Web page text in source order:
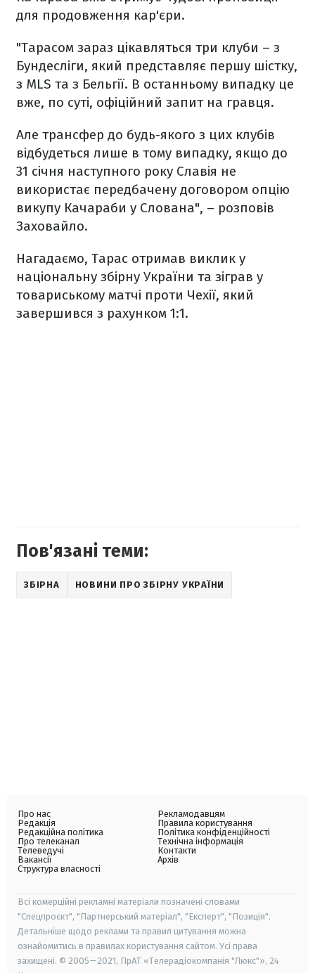
для продовження кар'єри.
"Тарасом зараз цікавляться три клуби – з
Бундесліги, який представляє першу шістку,
з MLS та з Бельгії. В останньому випадку це
вже, по суті, офіційний запит на гравця.
Але трансфер до будь-якого з цих клубів
відбудеться лише в тому випадку, якщо до
31 січня наступного року Славія не
використає передбачену договором опцію
викупу Качараби у Слована", – розповів
Заховайло.
Нагадаємо, Тарас отримав виклик у
національну збірну України та зіграв у
товариському матчі проти Чехії, який
завершився з рахунком 1:1.
Пов'язані теми:
ЗБІРНА НОВИНИ ПРО ЗБІРНУ УКРАЇНИ
Про нас
Редакція
Редакційна політика
Про телеканал
Телеведучі
Вакансії
Структура власності
Рекламодавцям
Правила користування
Політика конфіденційності
Технічна інформація
Контакти
Архів
Всі комерційні рекламні матеріали позначені словами
"Спецпроєкт", "Партнерський матеріал", "Експерт", "Позиція".
Детальніше щодо реклами та правил цитування можна
ознайомитись в правилах користування сайтом. Усі права
захищені. © 2005—2021, ПрАТ «Телерадіокомпанія "Люкс"», 24